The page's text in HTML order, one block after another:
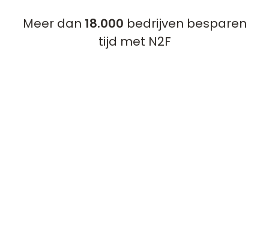
Meer dan 18.000 bedrijven besparen
tijd met N2F